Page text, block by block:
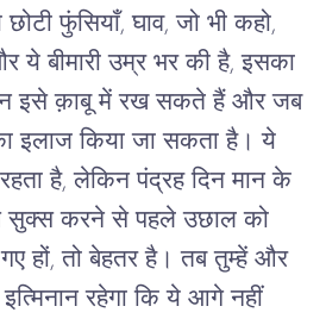
फुंसियाँ, घाव, जो भी कहो,
ये बीमारी उम्र भर की है, इसका
इसे क़ाबू में रख सकते हैं और जब
इलाज किया जा सकता है। ये
है, लेकिन पंद्रह दिन मान के
सुक्स करने से पहले उछाल को
हों, तो बेहतर है। तब तुम्हें और
इत्मिनान रहेगा कि ये आगे नहीं